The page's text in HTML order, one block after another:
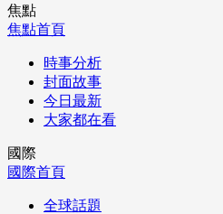
焦點
焦點首頁
時事分析
封面故事
今日最新
大家都在看
國際
國際首頁
全球話題